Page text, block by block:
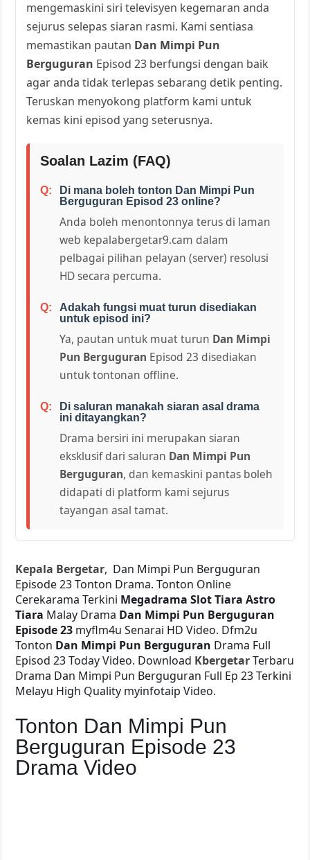
mengemaskini siri televisyen kegemaran anda
sejurus selepas siaran rasmi. Kami sentiasa
memastikan pautan Dan Mimpi Pun
Berguguran Episod 23 berfungsi dengan baik
agar anda tidak terlepas sebarang detik penting.
Teruskan menyokong platform kami untuk
kemas kini episod yang seterusnya.
Soalan Lazim (FAQ)
Di mana boleh tonton Dan Mimpi Pun
Berguguran Episod 23 online?
Anda boleh menontonnya terus di laman
web kepalabergetar9.cam dalam
pelbagai pilihan pelayan (server) resolusi
HD secara percuma.
Adakah fungsi muat turun disediakan
untuk episod ini?
Ya, pautan untuk muat turun Dan Mimpi
Pun Berguguran Episod 23 disediakan
untuk tontonan offline.
Di saluran manakah siaran asal drama
ini ditayangkan?
Drama bersiri ini merupakan siaran
eksklusif dari saluran Dan Mimpi Pun
Berguguran, dan kemaskini pantas boleh
didapati di platform kami sejurus
tayangan asal tamat.
Kepala Bergetar, Dan Mimpi Pun Berguguran
Episode 23 Tonton Drama. Tonton Online
Cerekarama Terkini Megadrama Slot Tiara Astro
Tiara Malay Drama Dan Mimpi Pun Berguguran
Episode 23 myflm4u Senarai HD Video. Dfm2u
Tonton Dan Mimpi Pun Berguguran Drama Full
Episod 23 Today Video. Download KbergetarTerbaru
Drama Dan Mimpi Pun Berguguran Full Ep 23 Terkini
Melayu High Quality myinfotaip Video.
Tonton Dan Mimpi Pun
Berguguran Episode 23
Drama Video